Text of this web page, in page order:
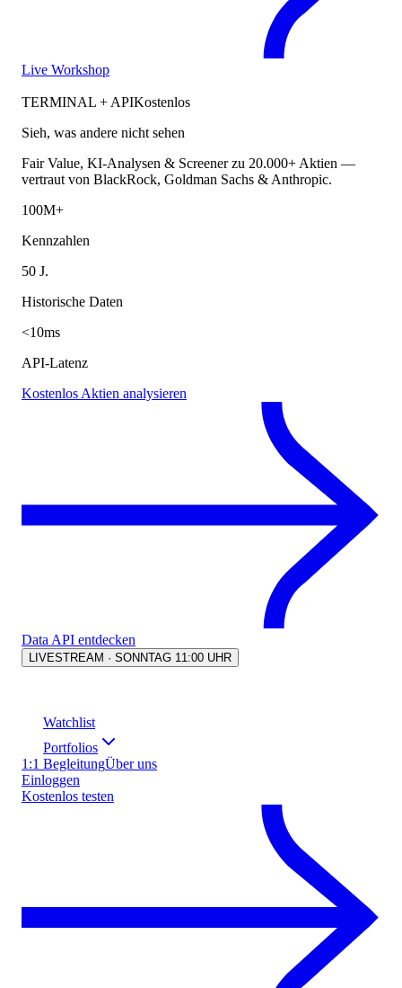
Live Workshop
TERMINAL + APIKostenlos
Sieh, was andere nicht sehen
Fair Value, KI-Analysen & Screener zu 20.000+ Aktien —
vertraut von BlackRock, Goldman Sachs & Anthropic.
100M+
Kennzahlen
50 J.
Historische Daten
<10ms
API-Latenz
Kostenlos Aktien analysieren
Data API entdecken
LIVESTREAM · SONNTAG 11:00 UHR
Watchlist
Portfolios
1:1 BegleitungÜber uns
Einloggen
Kostenlos testen